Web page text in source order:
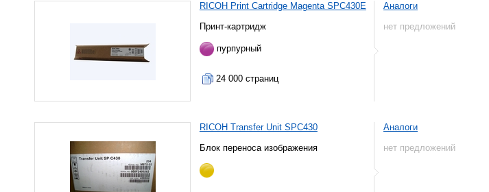
RICOH Print Cartridge Magenta SPC430E
Принт-картридж
пурпурный
24 000 страниц
Аналоги
нет предложений
RICOH Transfer Unit SPC430
Блок переноса изображения
Аналоги
нет предложений